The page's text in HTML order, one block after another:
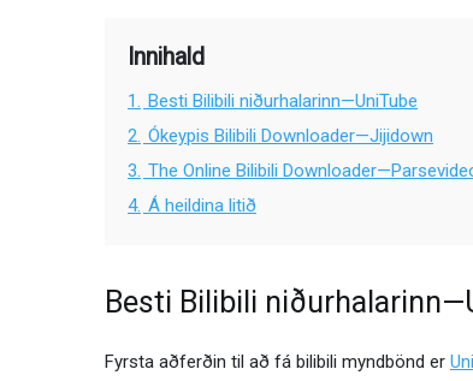
Innihald
1.
Besti Bilibili niðurhalarinn—UniTube
2. Ókeypis Bilibili Downloader—Jijidown
3. The Online Bilibili
4. Á heildina litið
Besti Bilibili
Fyrsta aðferðin til að fá bilibili myndbönd er